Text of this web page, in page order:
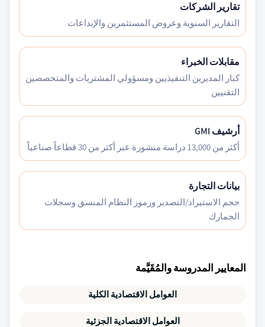
تقارير الشركات
التقارير السنوية وعروض المستثمرين والإيداعات
مقابلات الخبراء
كبار المديرين التنفيذيين ومسؤولي المشتريات والمتخصصين
التقنيين
أرشيف GMI
أكثر من 13,000 دراسة منشورة عبر أكثر من 30 قطاعاً صناعياً
بيانات التجارة
حجم الاستيراد/التصدير ورموز النظام المنسق وسجلات
الجمارك
المعايير المدروسة والمُقَيَّمة
العوامل الاقتصادية الكلية
العوامل الاقتصادية الجزئية